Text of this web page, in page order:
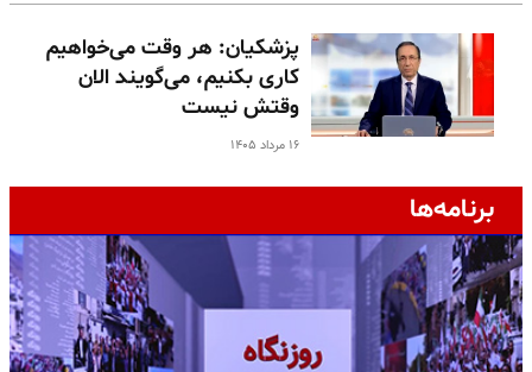
پزشکیان: هر وقت می‌خواهیم
کاری بکنیم، می‌گویند الان
وقتش نیست
۱۶ مرداد ۱۴۰۵
برنامه‌ها